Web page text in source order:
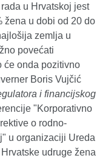
u Hrvatskoj jest
žena u dobi od 20 do
zemlja u
povećati
će onda pozitivno
Boris Vujčić
i financijskog
"Korporativno
o rodno-
u organizaciji Ureda
udruge žena